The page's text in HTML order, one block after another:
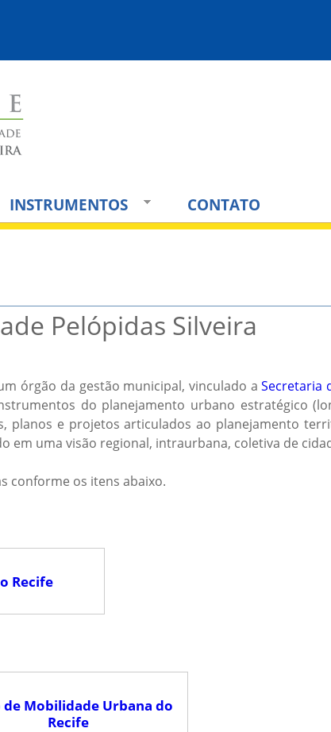
INSTRUMENTOS CONTATO
Pelópidas Silveira
órgão da gestão municipal, vinculado aSecretaria
do planejamento urbano estratégico
planos e projetos articulados ao planejamento
em uma visão regional, intraurbana, coletiva de
conforme os itens abaixo.
Recife
de Mobilidade Urbana do
Recife